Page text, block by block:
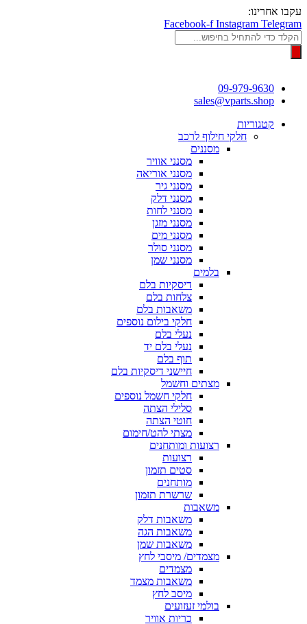
דלג
לתוכן
עקבו אחרינו:
Facebook-f Instagram Telegram
Products
search
09-979-9630
sales@vparts.shop
קטגוריות
חלקי חילוף לרכב
מסננים
מסנני אוויר
מסנני אוריאה
מסנני גיר
מסנני דלק
מסנני לחות
מסנני מזגן
מסנני מים
מסנני סולר
מסנני שמן
בלמים
דיסקיות בלם
צלחות בלם
משאבות בלם
חלקי בילום נוספים
נעלי בלם
נעלי בלם יד
תוף בלם
חיישני דיסקיות בלם
מצתים וחשמל
חלקי חשמל נוספים
סלילי הצתה
חוטי הצתה
מצתי להט/חימום
רצועות ומותחנים
רצועות
סטים תזמון
מותחנים
שרשרת תזמון
משאבות
משאבות דלק
משאבות הגה
משאבות שמן
מצמדים/ מיסבי לחץ
מצמדים
משאבות מצמד
מיסב לחץ
בולמי זעזועים
כריות אוויר